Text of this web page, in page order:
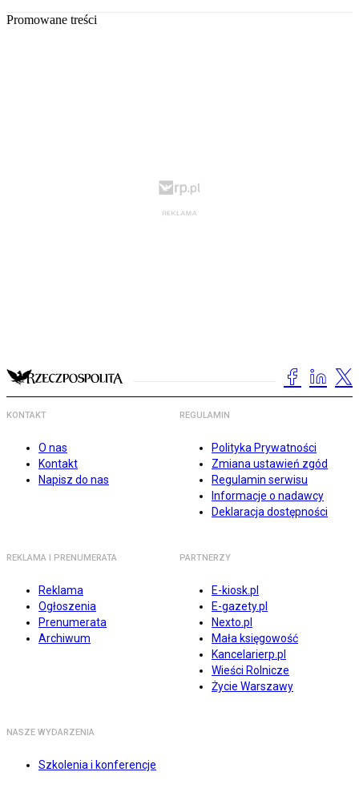
Promowane treści
KONTAKT
O nas
Kontakt
Napisz do nas
REGULAMIN
Polityka Prywatności
Zmiana ustawień zgód
Regulamin serwisu
Informacje o nadawcy
Deklaracja dostępności
REKLAMA I PRENUMERATA
Reklama
Ogłoszenia
Prenumerata
Archiwum
PARTNERZY
E-kiosk.pl
E-gazety.pl
Nexto.pl
Mała księgowość
Kancelarierp.pl
Wieści Rolnicze
Życie Warszawy
NASZE WYDARZENIA
Szkolenia i konferencje